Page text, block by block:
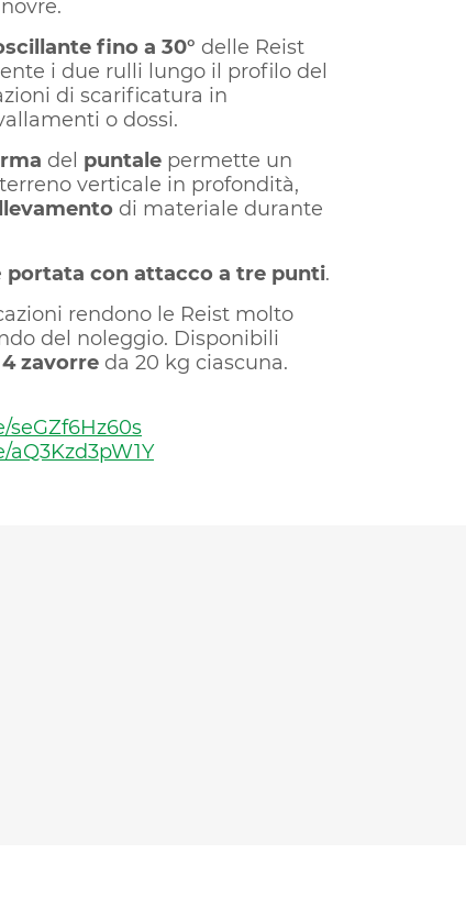
fino a 30° delle Reist
i due rulli lungo il profilo del
di scarificatura in
o dossi.
del puntale permette un
verticale in profondità,
di materiale durante
portata con attacco a tre punti.
rendono le Reist molto
del noleggio. Disponibili
zavorre da 20 kg ciascuna.
seGZf6Hz60s